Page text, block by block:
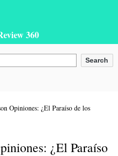
360
Search
Opiniones: ¿El Paraíso de los
¿El Paraíso